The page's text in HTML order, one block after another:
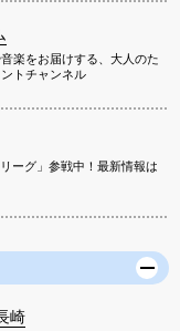
楽をお届けする、大人のた
トチャンネル
ーグ」参戦中！最新情報は
崎